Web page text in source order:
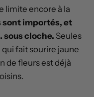
limite encore à la
sont importés, et
sous cloche. Seules
fait sourire jaune
de fleurs est déjà